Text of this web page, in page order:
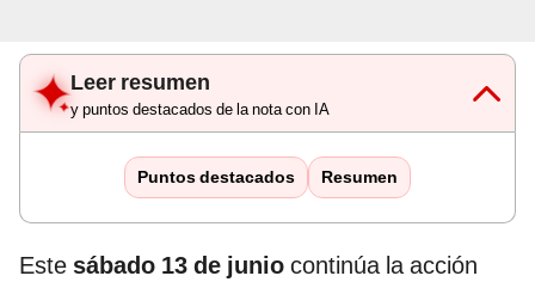
Leer resumen
y puntos destacados de la nota con IA
Puntos destacados Resumen
Este sábado 13 de junio continúa la acción